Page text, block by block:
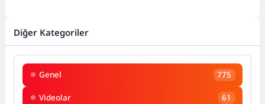
Diğer Kategoriler
Genel 775
Videolar 61